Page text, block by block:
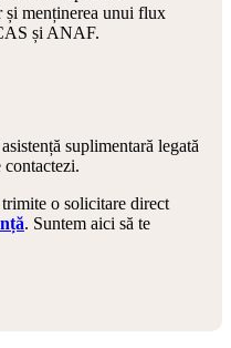
și menținerea unui flux
și ANAF.
suplimentară legată
trimite o solicitare direct
. Suntem aici să te